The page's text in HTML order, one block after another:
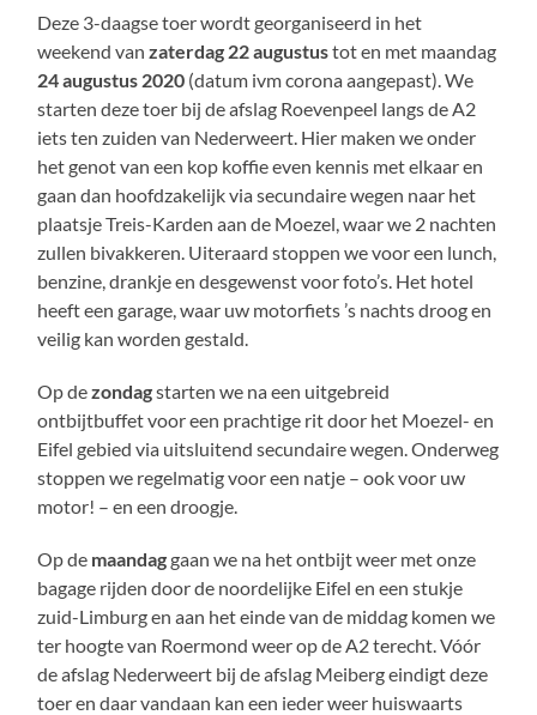
Deze 3-daagse toer wordt georganiseerd in het
weekend vanzaterdag 22 augustustot en met maandag
24 augustus 2020 (datum ivm corona aangepast). We
starten deze toer bij de afslag Roevenpeel langs de A2
iets ten zuiden van Nederweert. Hier maken we onder
het genot van een kop koffie even kennis met elkaar en
gaan dan hoofdzakelijk via secundaire wegen naar het
plaatsje Treis-Karden aan de Moezel, waar we 2 nachten
zullen bivakkeren. Uiteraard stoppen we voor een lunch,
benzine, drankje en desgewenst voor foto’s. Het hotel
heeft een garage, waar uw motorfiets ’s nachts droog en
veilig kan worden gestald.
Op dezondagstarten we na een uitgebreid
ontbijtbuffet voor een prachtige rit door het Moezel- en
Eifel gebied via uitsluitend secundaire wegen. Onderweg
stoppen we regelmatig voor een natje – ook voor uw
motor! – en een droogje.
Op de maandaggaan we na het ontbijt weer met onze
bagage rijden door de noordelijke Eifel en een stukje
zuid-Limburg en aan het einde van de middag komen we
ter hoogte van Roermond weer op de A2 terecht. Vóór
de afslag Nederweert bij de afslag Meiberg eindigt deze
toer en daar vandaan kan een ieder weer huiswaarts